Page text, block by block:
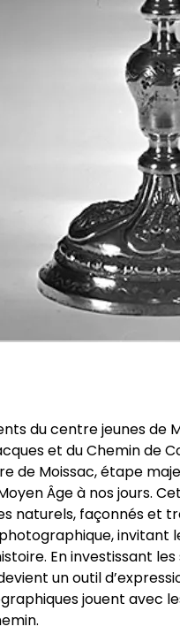
du centre jeunes de
et du Chemin de
de Moissac, étape
Âge à nos jours.
naturels, façonnés et
En investissant
un outil
jouent avec